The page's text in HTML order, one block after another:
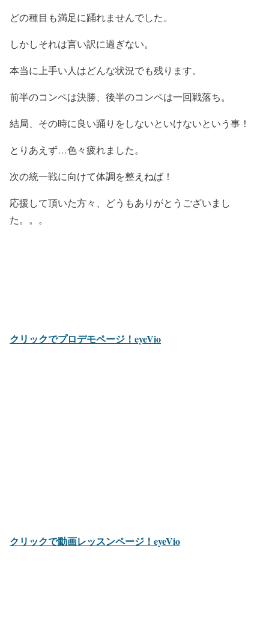
どの種目も満足に踊れませんでした。
しかしそれは言い訳に過ぎない。
本当に上手い人はどんな状況でも残ります。
前半のコンペは決勝、後半のコンペは一回戦落ち。
結局、その時に良い踊りをしないといけないという事！
とりあえず…色々疲れました。
次の統一戦に向けて体調を整えねば！
応援して頂いた方々、どうもありがとうございまし
た。。。
クリックでプロデモページ！eyeVio
クリックで動画レッスンページ！eyeVio